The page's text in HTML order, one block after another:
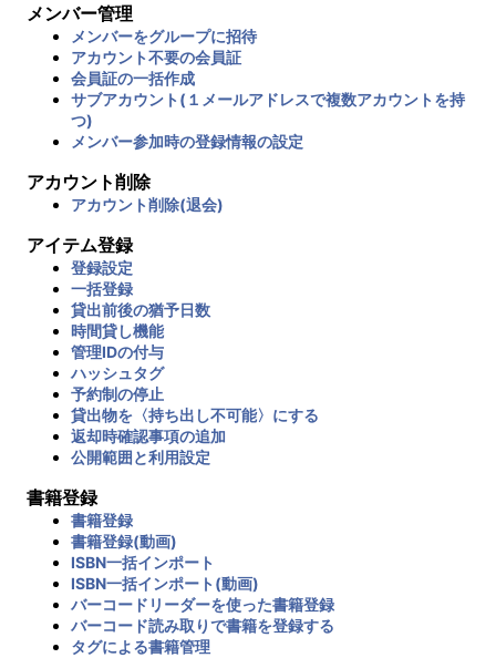
メンバー管理
メンバーをグループに招待
アカウント不要の会員証
会員証の一括作成
サブアカウント(１メールアドレスで複数アカウントを持
つ)
メンバー参加時の登録情報の設定
アカウント削除
アカウント削除(退会)
アイテム登録
登録設定
一括登録
貸出前後の猶予日数
時間貸し機能
管理IDの付与
ハッシュタグ
予約制の停止
貸出物を〈持ち出し不可能〉にする
返却時確認事項の追加
公開範囲と利用設定
書籍登録
書籍登録
書籍登録(動画)
ISBN一括インポート
ISBN一括インポート(動画)
バーコードリーダーを使った書籍登録
バーコード読み取りで書籍を登録する
タグによる書籍管理